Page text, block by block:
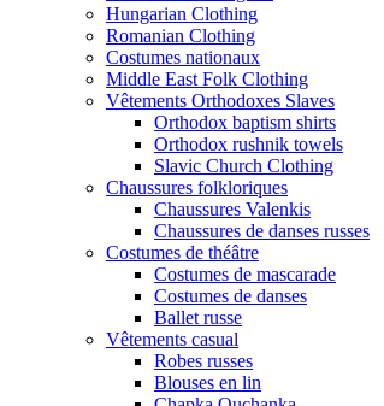
Hungarian Clothing
Romanian Clothing
Costumes nationaux
Middle East Folk Clothing
Vêtements Orthodoxes Slaves
Orthodox baptism shirts
Orthodox rushnik towels
Slavic Church Clothing
Chaussures folkloriques
Chaussures Valenkis
Chaussures de danses russes
Costumes de théâtre
Costumes de mascarade
Costumes de danses
Ballet russe
Vêtements casual
Robes russes
Blouses en lin